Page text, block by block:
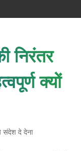
निरंतर
क्यों
संदेश दे देना